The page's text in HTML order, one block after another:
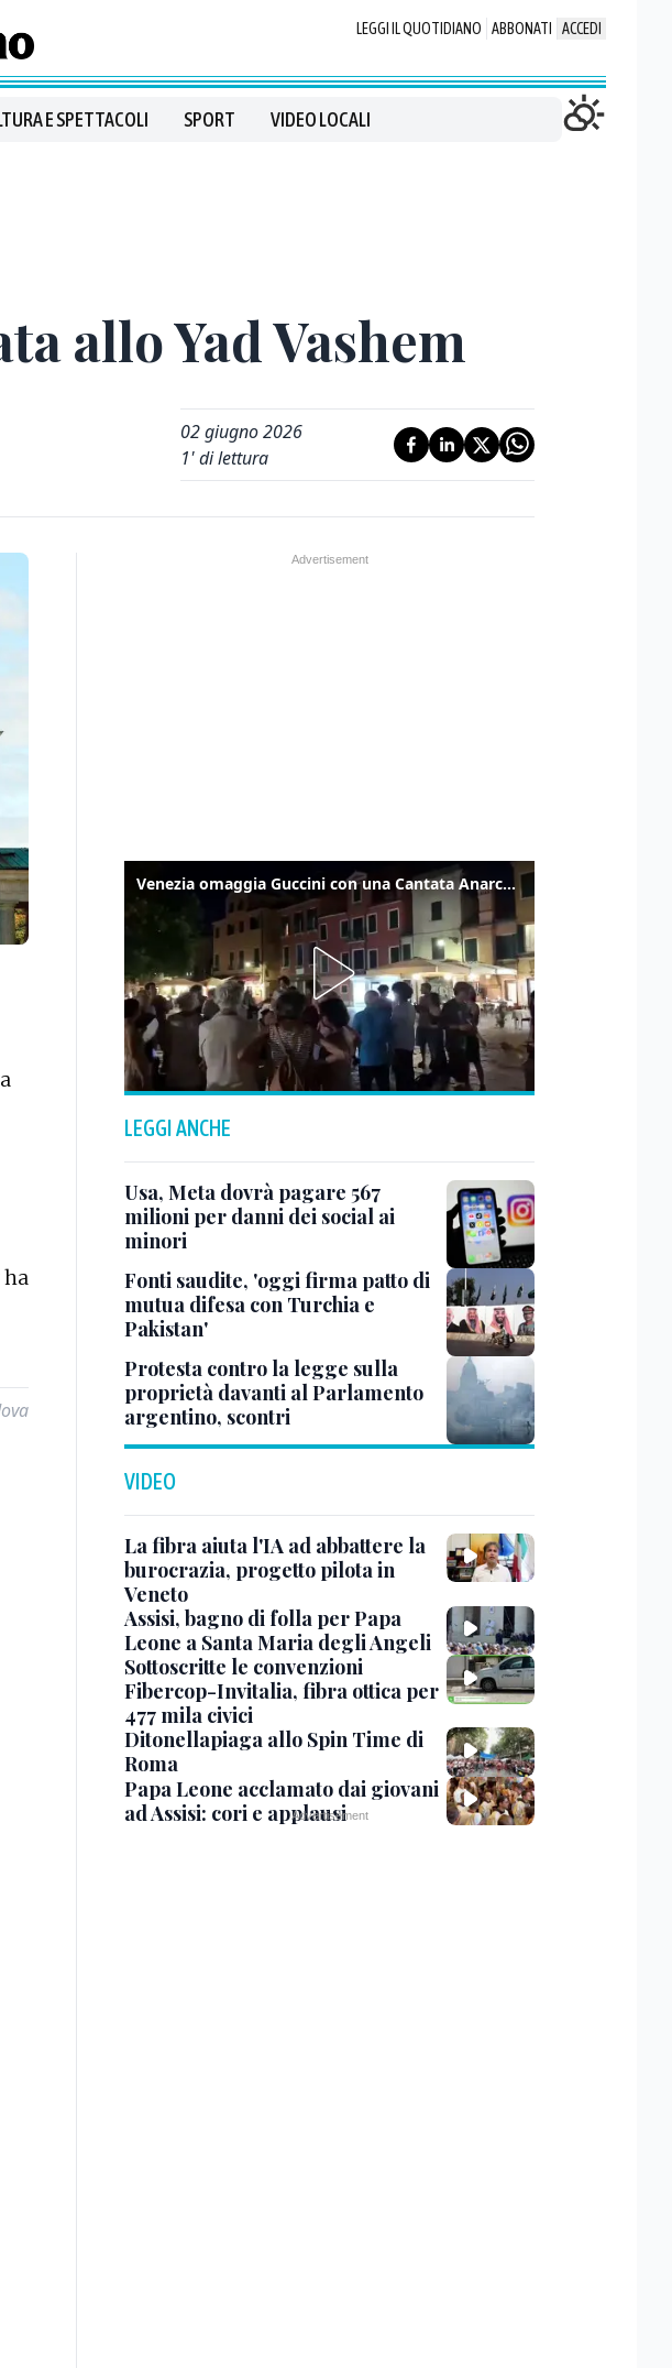
LEGGI IL QUOTIDIANO ABBONATI ACCEDI
E SPETTACOLI SPORT VIDEO LOCALI
allo Yad Vashem
02 giugno 2026
1' di lettura
ha
Venezia omaggia Guccini con una Cantata Anarchica in campo Santa Margherita
LEGGI ANCHE
Usa, Meta dovrà pagare 567
milioni per danni dei social ai
minori
Fonti saudite, 'oggi firma patto di
mutua difesa con Turchia e
Pakistan'
Protesta contro la legge sulla
proprietà davanti al Parlamento
argentino, scontri
VIDEO
La fibra aiuta l'IA ad abbattere la
burocrazia, progetto pilota in
Veneto
Assisi, bagno di folla per Papa
Leone a Santa Maria degli Angeli
Sottoscritte le convenzioni
Fibercop-Invitalia, fibra ottica per
477 mila civici
Ditonellapiaga allo Spin Time di
Roma
Papa Leone acclamato dai giovani
ad Assisi: cori e applausi